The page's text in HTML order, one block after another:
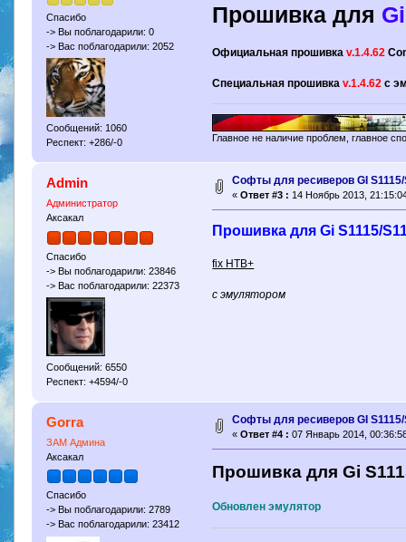
Спасибо
-> Вы поблагодарили: 0
-> Вас поблагодарили: 2052
Сообщений: 1060
Респект: +286/-0
Прошивка для
Официальная прошивкаv.1.4.62
Специальная прошивкаv.1.4.62 с
Главное не наличие проблем, главное
Admin
Администратор
Аксакал
Спасибо
-> Вы поблагодарили: 23846
-> Вас поблагодарили: 22373
Сообщений: 6550
Респект: +4594/-0
Софты для ресиверов GI S1115/
« Ответ #3 : 14 Ноябрь 2013,
Прошивка для Gi S1115/
fix НТВ+
с эмулятором
Gorra
ЗАМ Админа
Аксакал
Спасибо
-> Вы поблагодарили: 2789
-> Вас поблагодарили: 23412
Софты для ресиверов GI S1115/
« Ответ #4 : 07 Январь 2014,
Прошивка для Gi
Обновлен эмулятор